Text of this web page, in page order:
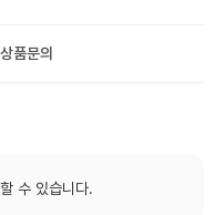
상품문의
수 있습니다.